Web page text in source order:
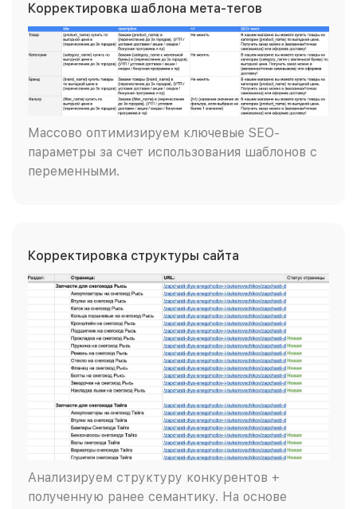
Корректировка шаблона мета-тегов
Массово оптимизируем ключевые SEO-
параметры за счет использования шаблонов с
переменными.
Корректировка структуры сайта
Анализируем структуру конкурентов +
полученную ранее семантику. На основе